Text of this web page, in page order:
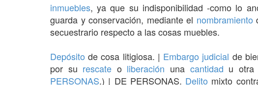
inmuebles, ya que su indisponibilidad -como lo
guarda y conservación, mediante el nombramiento
secuestrario respecto a las cosas muebles.
Depósito de cosa litigiosa. | Embargo judicial de
por su rescate o liberación una cantidad u otra
PERSONAS.) | DE PERSONAS. Delito mixto